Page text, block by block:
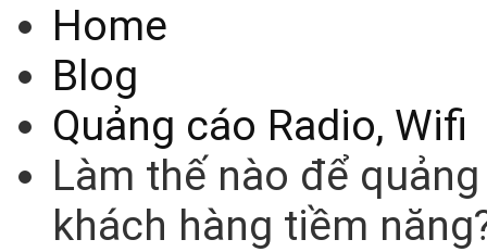
Home
Blog
Quảng cáo Radio, Wifi
Làm thế nào để
khách hàng tiềm